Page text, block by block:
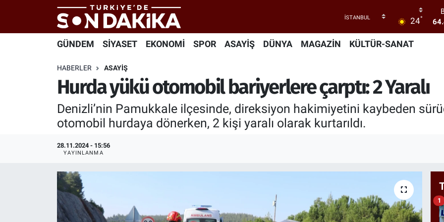
24°
GÜNDEM SİYASET EKONOMİ SPOR ASAYİŞ DÜNYA MAGAZİN KÜLTÜR-SANAT
HABERLER ASAYİŞ
Hurda yükü otomobil bariyerlere çarptı: 2 Yaralı
Denizli’nin Pamukkale ilçesinde, direksiyon hakimiyetini kaybeden
otomobil hurdaya dönerken, 2 kişi yaralı olarak kurtarıldı.
28.11.2024 - 15:56
YAYINLANMA
1
Hava Durumu
Trafik Durumu
Süper Lig Puan Durumu ve Fikstür
Tüm Manşetler